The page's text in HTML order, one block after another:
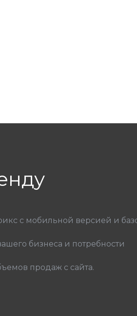
с мобильной версией и
бизнеса и потребности
продаж с сайта.